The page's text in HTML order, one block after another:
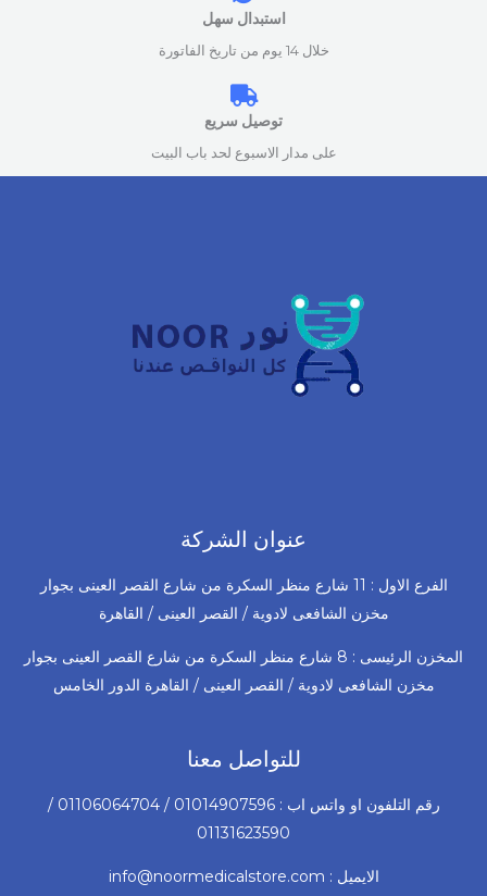
استبدال سهل
خلال 14 يوم من تاريخ الفاتورة
توصيل سريع
على مدار الاسبوع لحد باب البيت
عنوان الشركة
الفرع الاول : 11 شارع منظر السكرة من شارع القصر العينى بجوار
مخزن الشافعى لادوية / القصر العينى / القاهرة
المخزن الرئيسى : 8 شارع منظر السكرة من شارع القصر العينى بجوار
مخزن الشافعى لادوية / القصر العينى / القاهرة الدور الخامس
للتواصل معنا
رقم التلفون او واتس اب : 01014907596 / 01106064704 /
01131623590
الايميل : info@noormedicalstore.com